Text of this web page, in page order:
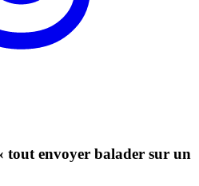
tout envoyer balader sur un